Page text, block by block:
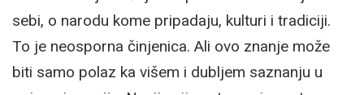
sebi, o narodu kome pripadaju, kulturi i tradiciji.
To je neosporna činjenica. Ali ovo znanje može
biti samo polaz ka višem i dubljem saznanju u